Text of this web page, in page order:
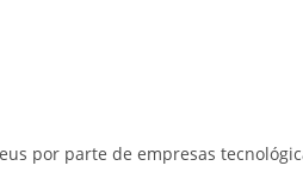
por parte de empresas